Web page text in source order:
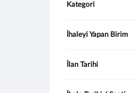
Kategori
İhaleyi Yapan Birim
İlan Tarihi